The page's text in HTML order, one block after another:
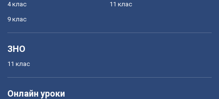
4 клас
9 клас
11 клас
ЗНО
11 клас
Онлайн уроки